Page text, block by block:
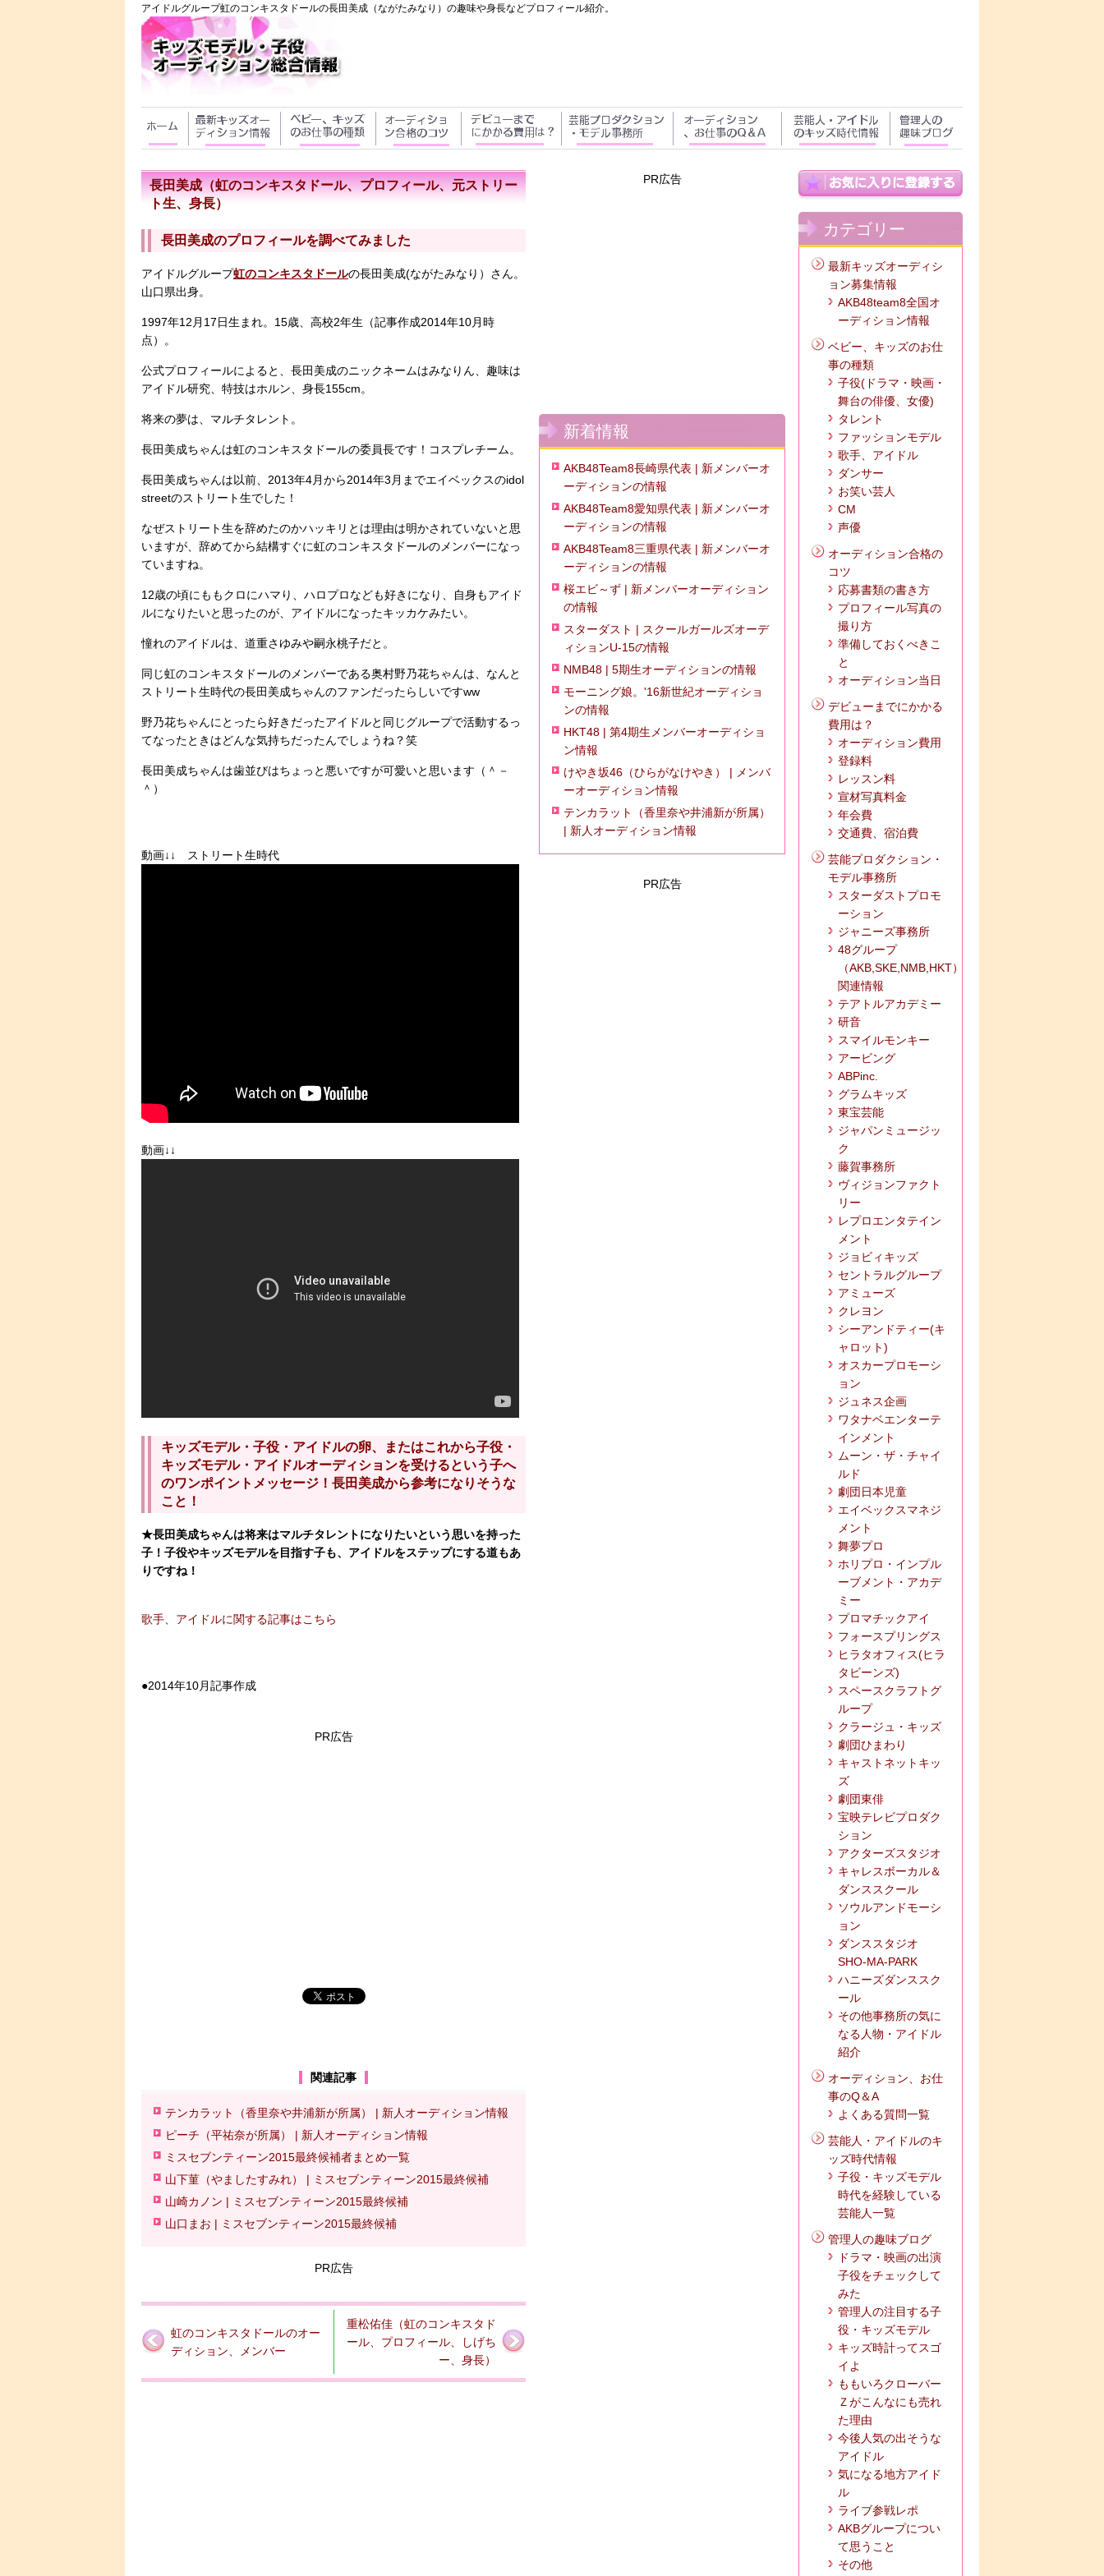
アイドルグループ虹のコンキスタドールの長田美成（ながたみなり）の趣味や身長などプロフィール紹介。
長田美成（虹のコンキスタドール、プロフィール、元ストリー
ト生、身長）
長田美成のプロフィールを調べてみました
アイドルグループ虹のコンキスタドールの長田美成(ながたみなり）さん。
山口県出身。
1997年12月17日生まれ。15歳、高校2年生（記事作成2014年10月時
点）。
公式プロフィールによると、長田美成のニックネームはみなりん、趣味は
アイドル研究、特技はホルン、身長155cm。
将来の夢は、マルチタレント。
長田美成ちゃんは虹のコンキスタドールの委員長です！コスプレチーム。
長田美成ちゃんは以前、2013年4月から2014年3月までエイベックスのidol
streetのストリート生でした！
なぜストリート生を辞めたのかハッキリとは理由は明かされていないと思
いますが、辞めてから結構すぐに虹のコンキスタドールのメンバーになっ
ていますね。
12歳の頃にももクロにハマり、ハロプロなども好きになり、自身もアイド
ルになりたいと思ったのが、アイドルになったキッカケみたい。
憧れのアイドルは、道重さゆみや嗣永桃子だと。
同じ虹のコンキスタドールのメンバーである奥村野乃花ちゃんは、なんと
ストリート生時代の長田美成ちゃんのファンだったらしいですww
野乃花ちゃんにとったら好きだったアイドルと同じグループで活動するっ
てなったときはどんな気持ちだったんでしょうね？笑
長田美成ちゃんは歯並びはちょっと悪いですが可愛いと思います（＾－
＾）
動画↓↓ ストリート生時代
動画↓↓
キッズモデル・子役・アイドルの卵、またはこれから子役・
キッズモデル・アイドルオーディションを受けるという子へ
のワンポイントメッセージ！長田美成から参考になりそうな
こと！
★長田美成ちゃんは将来はマルチタレントになりたいという思いを持った
子！子役やキッズモデルを目指す子も、アイドルをステップにする道もあ
りですね！
歌手、アイドルに関する記事はこちら
●2014年10月記事作成
PR広告
関連記事
テンカラット（香里奈や井浦新が所属） | 新人オーディション情報
ピーチ（平祐奈が所属） | 新人オーディション情報
ミスセブンティーン2015最終候補者まとめ一覧
山下菫（やましたすみれ） | ミスセブンティーン2015最終候補
山崎カノン | ミスセブンティーン2015最終候補
山口まお | ミスセブンティーン2015最終候補
PR広告
虹のコンキスタドールのオー
ディション、メンバー
重松佑佳（虹のコンキスタド
ール、プロフィール、しげち
ー、身長）
PR広告
新着情報
AKB48Team8長崎県代表 | 新メンバーオ
ーディションの情報
AKB48Team8愛知県代表 | 新メンバーオ
ーディションの情報
AKB48Team8三重県代表 | 新メンバーオ
ーディションの情報
桜エビ～ず | 新メンバーオーディション
の情報
スターダスト | スクールガールズオーデ
ィションU-15の情報
NMB48 | 5期生オーディションの情報
モーニング娘。'16新世紀オーディショ
ンの情報
HKT48 | 第4期生メンバーオーディショ
ン情報
けやき坂46（ひらがなけやき） | メンバ
ーオーディション情報
テンカラット（香里奈や井浦新が所属）
| 新人オーディション情報
PR広告
カテゴリー
最新キッズオーディシ
ョン募集情報
AKB48team8全国オ
ーディション情報
ベビー、キッズのお仕
事の種類
子役(ドラマ・映画・
舞台の俳優、女優)
タレント
ファッションモデル
歌手、アイドル
ダンサー
お笑い芸人
CM
声優
オーディション合格の
コツ
応募書類の書き方
プロフィール写真の
撮り方
準備しておくべきこ
と
オーディション当日
デビューまでにかかる
費用は？
オーディション費用
登録料
レッスン料
宣材写真料金
年会費
交通費、宿泊費
芸能プロダクション・
モデル事務所
スターダストプロモ
ーション
ジャニーズ事務所
48グループ
（AKB,SKE,NMB,HKT）
関連情報
テアトルアカデミー
研音
スマイルモンキー
アービング
ABPinc.
グラムキッズ
東宝芸能
ジャパンミュージッ
ク
藤賀事務所
ヴィジョンファクト
リー
レプロエンタテイン
メント
ジョビィキッズ
セントラルグループ
アミューズ
クレヨン
シーアンドティー(キ
ャロット)
オスカープロモーシ
ョン
ジュネス企画
ワタナベエンターテ
インメント
ムーン・ザ・チャイ
ルド
劇団日本児童
エイベックスマネジ
メント
舞夢プロ
ホリプロ・インプル
ーブメント・アカデ
ミー
プロマチックアイ
フォースプリングス
ヒラタオフィス(ヒラ
タビーンズ)
スペースクラフトグ
ループ
クラージュ・キッズ
劇団ひまわり
キャストネットキッ
ズ
劇団東俳
宝映テレビプロダク
ション
アクターズスタジオ
キャレスボーカル＆
ダンススクール
ソウルアンドモーシ
ョン
ダンススタジオ
SHO-MA-PARK
ハニーズダンススク
ール
その他事務所の気に
なる人物・アイドル
紹介
オーディション、お仕
事のQ＆A
よくある質問一覧
芸能人・アイドルのキ
ッズ時代情報
子役・キッズモデル
時代を経験している
芸能人一覧
管理人の趣味ブログ
ドラマ・映画の出演
子役をチェックして
みた
管理人の注目する子
役・キッズモデル
キッズ時計ってスゴ
イよ
ももいろクローバー
Ｚがこんなにも売れ
た理由
今後人気の出そうな
アイドル
気になる地方アイド
ル
ライブ参戦レポ
AKBグループについ
て思うこと
その他